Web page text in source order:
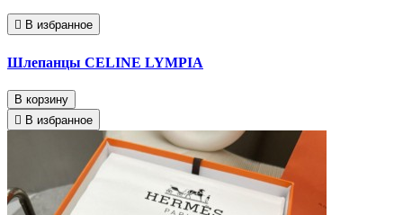
В избранное
Шлепанцы CELINE LYMPIA
В корзину
В избранное